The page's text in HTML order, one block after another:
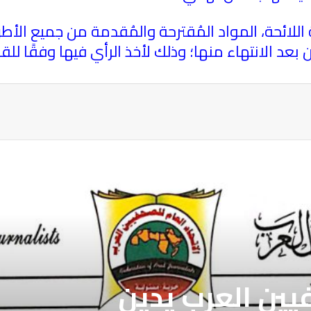
المواد المُقترحة والمُقدمة من جميع
الانتهاء منها؛ وذلك لأخذ الرأي فيها وفقًا